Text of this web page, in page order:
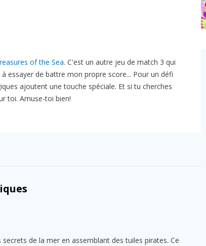
of the Sea. C'est un autre jeu de match 3 qui
essayer de battre mon propre score... Pour un défi
ajoutent une touche spéciale. Et si tu cherches
toi. Amuse-toi bien!
de la mer en assemblant des tuiles pirates. Ce